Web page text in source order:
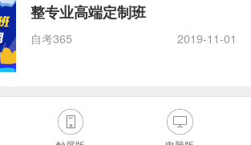
整专业高端定制班
自考365 2019-11-01